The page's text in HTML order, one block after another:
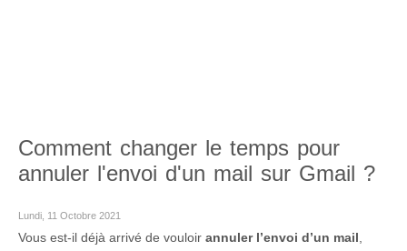
Comment changer le temps pour
annuler l'envoi d'un mail sur Gmail ?
Lundi, 11 Octobre 2021
Vous est-il déjà arrivé de vouloir annuler l’envoi d’un mail